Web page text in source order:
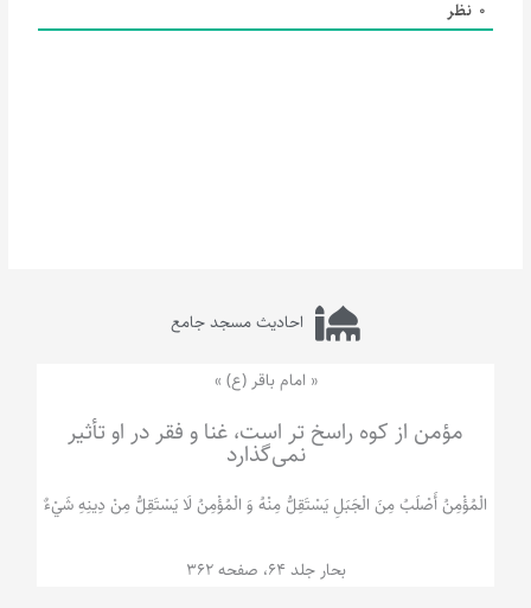
0 نظر
احادیث مسجد جامع
« امام باقر (ع) »
مؤمن از کوه راسخ تر است، غنا و فقر در او تأثیر
نمی‌گذارد
الْمُؤْمِنُ‌ أَصْلَبُ‌ مِنَ‌ الْجَبَلِ‌ یَسْتَقِلُّ مِنْهُ وَ الْمُؤْمِنُ لَا يَسْتَقِلُّ مِنْ دِينِهِ شَيْ‌ءٌ
بحار جلد 64، صفحه 362